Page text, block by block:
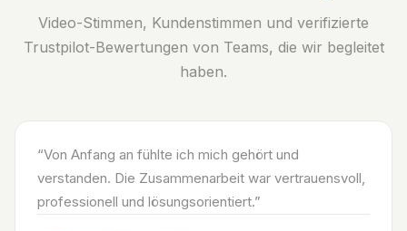
Video-Stimmen, Kundenstimmen und verifizierte
Trustpilot-Bewertungen von Teams, die wir begleitet
haben.
“Von Anfang an fühlte ich mich gehört und
verstanden. Die Zusammenarbeit war vertrauensvoll,
professionell und lösungsorientiert.”